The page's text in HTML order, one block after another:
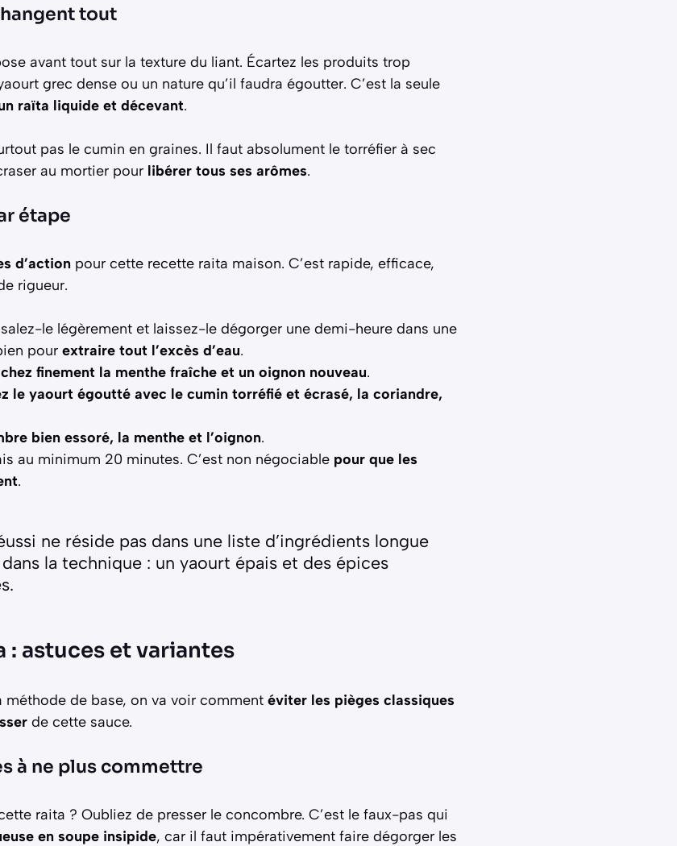
tout
avant tout sur la texture du liant. Écartez les produits trop
grec dense ou un nature qu’il faudra égoutter. C’est la seule
raïta liquide et décevant.
pas le cumin en graines. Il faut absolument le torréfier à sec
au mortier pour libérer tous ses arômes.
étape
d’action pour cette recette raita maison. C’est rapide, efficace,
rigueur.
le légèrement et laissez-le dégorger une demi-heure dans une
pour extraire tout l’excès d’eau.
finement la menthe fraîche et un oignon nouveau.
le yaourt égoutté avec le cumin torréfié et écrasé, la coriandre,
bien essoré, la menthe et l’oignon.
au minimum 20 minutes. C’est non négociable pour que les
.
ne réside pas dans une liste d’ingrédients longue
la technique : un yaourt épais et des épices
: astuces et variantes
méthode de base, on va voir comment éviter les pièges classiques
de cette sauce.
à ne plus commettre
raita ? Oubliez de presser le concombre. C’est le faux-pas qui
en soupe insipide, car il faut impérativement faire dégorger les